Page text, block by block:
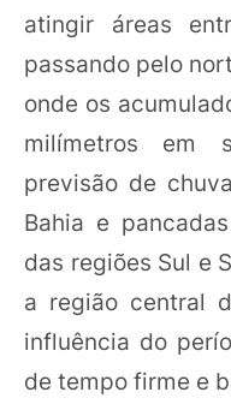
atingir áreas
passando pelo
onde os
milímetros em
previsão de
Bahia e
das regiões Sul e
a região central
influência do
de tempo firme e